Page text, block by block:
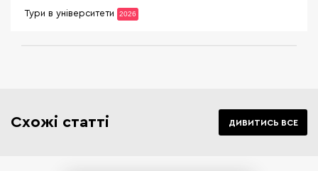
Тури в університети 2026
Схожі статті ДИВИТИСЬ ВСЕ